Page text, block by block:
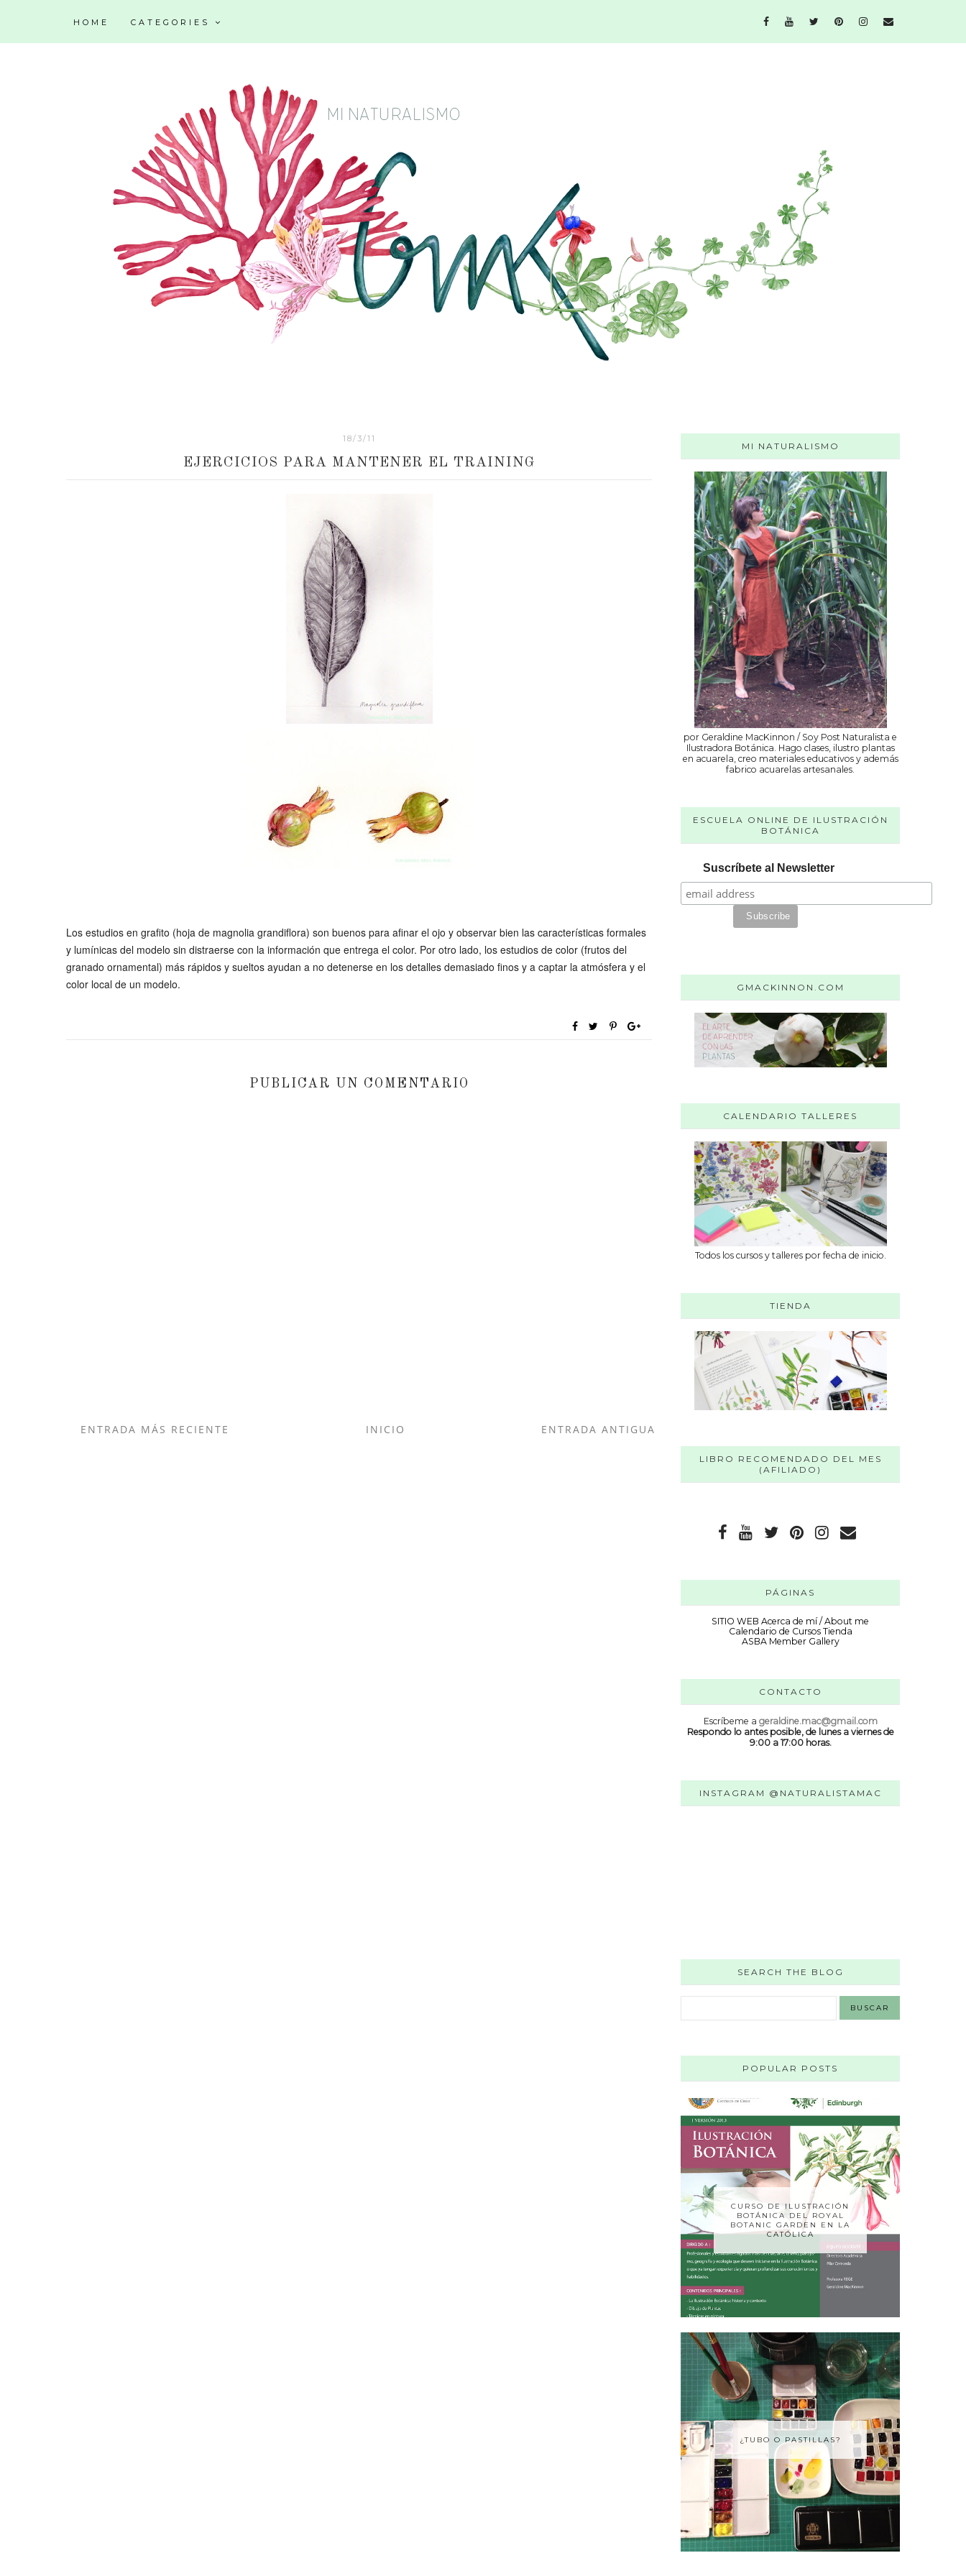
HOME CATEGORIES
18/3/11
EJERCICIOS PARA MANTENER EL TRAINING
Los estudios en grafito (hoja de magnolia grandiflora) son buenos para afinar el ojo y observar bien las características formales
y lumínicas del modelo sin distraerse con la información que entrega el color. Por otro lado, los estudios de color (frutos del
granado ornamental) más rápidos y sueltos ayudan a no detenerse en los detalles demasiado finos y a captar la atmósfera y el
color local de un modelo.
PUBLICAR UN COMENTARIO
ENTRADA MÁS RECIENTE ENTRADA ANTIGUA
INICIO
MI NATURALISMO
por Geraldine MacKinnon / Soy Post Naturalista e
Ilustradora Botánica. Hago clases, ilustro plantas
en acuarela, creo materiales educativos y además
fabrico acuarelas artesanales.
ESCUELA ONLINE DE ILUSTRACIÓN
BOTÁNICA
Suscríbete al Newsletter
GMACKINNON.COM
CALENDARIO TALLERES
Todos los cursos y talleres por fecha de inicio.
TIENDA
LIBRO RECOMENDADO DEL MES
(AFILIADO)
PÁGINAS
SITIO WEB Acerca de mí / About me
Calendario de Cursos Tienda
ASBA Member Gallery
CONTACTO
Escríbeme a geraldine.mac@gmail.com
Respondo lo antes posible, de lunes a viernes de
9:00 a 17:00 horas.
INSTAGRAM @NATURALISTAMAC
SEARCH THE BLOG
POPULAR POSTS
CURSO DE ILUSTRACIÓN
BOTÁNICA DEL ROYAL
BOTANIC GARDEN EN LA
CATÓLICA
¿TUBO O PASTILLAS?